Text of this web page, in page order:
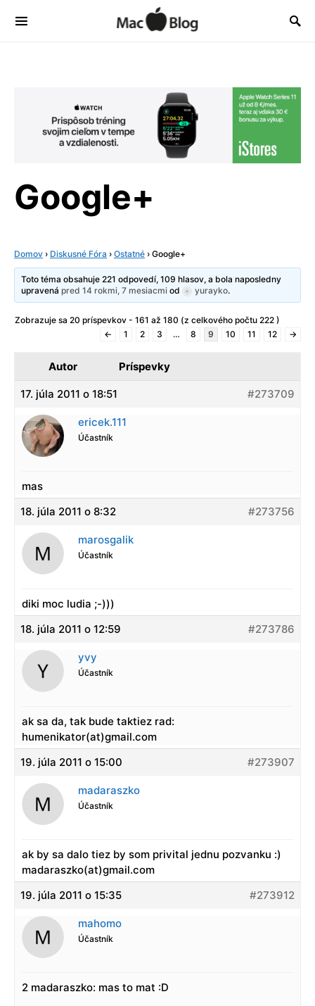
Google+
Domov › Diskusné Fóra › Ostatné › Google+
Toto téma obsahuje 221 odpovedí, 109 hlasov, a bola naposledny
upravenápred 14 rokmi, 7 mesiacmi od yurayko.
Zobrazuje sa 20 príspevkov - 161 až 180 (z celkového počtu 222 )
←
1 2 3 … 8 9 10 11 12 →
Autor Príspevky
17. júla 2011 o 18:51 #273709
ericek.111
Účastník
mas
18. júla 2011 o 8:32
#273756
marosgalik
Účastník
diki moc ludia ;-)))
18. júla 2011 o 12:59
#273786
yvy
Účastník
ak sa da, tak bude taktiez rad:
humenikator(at)gmail.com
19. júla 2011 o 15:00
#273907
madaraszko
Účastník
ak by sa dalo tiez by som privital jednu pozvanku :)
madaraszko(at)gmail.com
19. júla 2011 o 15:35
#273912
mahomo
Účastník
2 madaraszko: mas to mat :D